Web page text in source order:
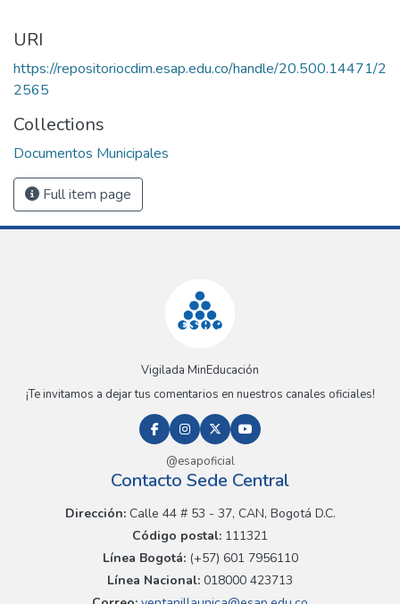
URI
https://repositoriocdim.esap.edu.co/handle/20.500.14471/2
2565
Collections
Documentos Municipales
Full item page
Vigilada MinEducación
¡Te invitamos a dejar tus comentarios en nuestros canales oficiales!
@esapoficial
Contacto Sede Central
Dirección:Calle 44 # 53 - 37, CAN, Bogotá D.C.
Código postal: 111321
Línea Bogotá:(+57) 601 7956110
Línea Nacional: 018000 423713